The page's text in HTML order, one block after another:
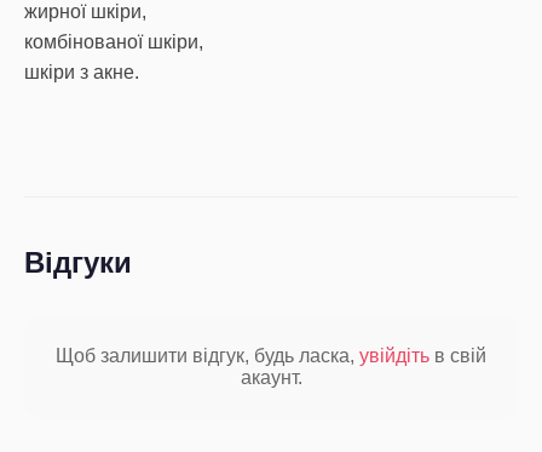
жирної шкіри,
комбінованої шкіри,
шкіри з акне.
Відгуки
Щоб залишити відгук, будь ласка, увійдіть в свій
акаунт.